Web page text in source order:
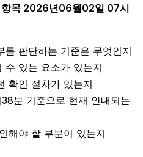
항목 2026년06월02일 07시
를 판단하는 기준은 무엇인지
수 있는 요소가 있는지
확인 절차가 있는지
분 기준으로 현재 안내되는
해야 할 부분이 있는지